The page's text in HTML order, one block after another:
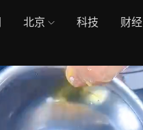
北京 科技 财经